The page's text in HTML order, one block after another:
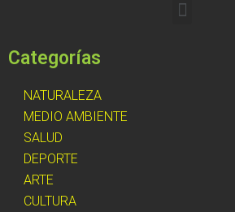
Categorías
NATURALEZA
MEDIO AMBIENTE
SALUD
DEPORTE
ARTE
CULTURA